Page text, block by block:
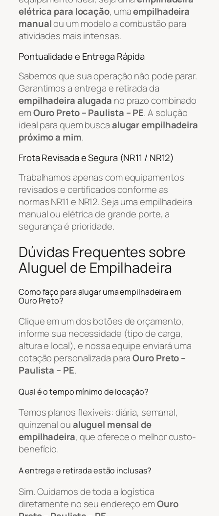
elétrica para locação, umaempilhadeira
manualou um modelo a combustão para
atividades mais intensas.
Pontualidade e Entrega Rápida
Sabemos que sua operação não pode parar.
Garantimos a entrega e retirada da
empilhadeira alugada no prazo combinado
emOuro Preto – Paulista – PE. A solução
ideal para quem buscaalugar empilhadeira
próximo a mim.
Frota Revisada e Segura (NR11 / NR12)
Trabalhamos apenas com equipamentos
revisados e certificados conforme as
normas NR11 e NR12. Seja uma empilhadeira
manual ou elétrica de grande porte, a
segurança é prioridade.
Dúvidas Frequentes sobre
Aluguel de Empilhadeira
Como faço para alugar uma empilhadeira em
Ouro Preto?
Clique em um dos botões de orçamento,
informe sua necessidade (tipo de carga,
altura e local), e nossa equipe enviará uma
cotação personalizada paraOuro Preto –
Paulista – PE.
Qual é o tempo mínimo de locação?
Temos planos flexíveis: diária, semanal,
quinzenal oualuguel mensal de
empilhadeira, que oferece o melhor custo-
benefício.
A entrega e retirada estão inclusas?
Sim. Cuidamos de toda a logística
diretamente no seu endereço emOuro